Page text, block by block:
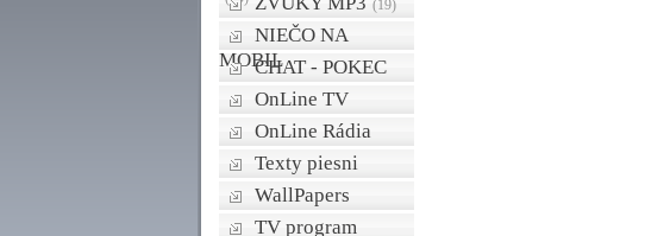
(19)
NIEČO NA
MOBILCHAT - POKEC
OnLine TV
OnLine Rádia
Texty piesni
WallPapers
TV program